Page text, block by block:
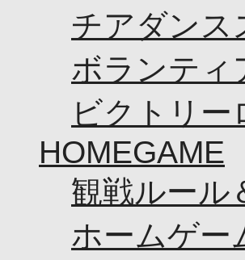
チアダンス
ボランティ
ビクトリー
HOMEGAME
観戦ルール
ホームゲー